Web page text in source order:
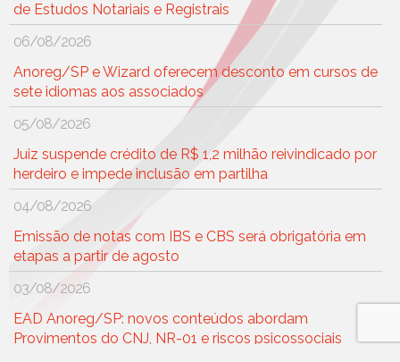
de Estudos Notariais e Registrais
06/08/2026
Anoreg/SP e Wizard oferecem desconto em cursos de
sete idiomas aos associados
05/08/2026
Juiz suspende crédito de R$ 1,2 milhão reivindicado por
herdeiro e impede inclusão em partilha
04/08/2026
Emissão de notas com IBS e CBS será obrigatória em
etapas a partir de agosto
03/08/2026
EAD Anoreg/SP: novos conteúdos abordam
Provimentos do CNJ, NR-01 e riscos psicossociais